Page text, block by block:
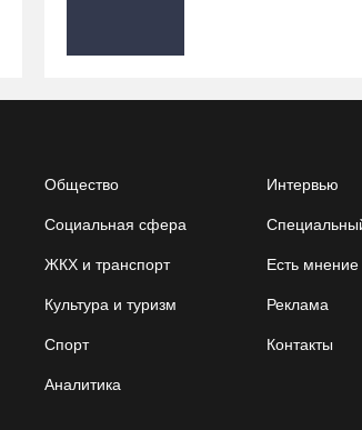
06.08.26 / 13:57
06.08.26 / 13:28
урожай семян хвойных пород
06.08.26 / 13:04
800 тысяч кубометров лесопродукции
Общество
Социальная сфера
ЖКХ и транспорт
Культура и туризм
Спорт
Аналитика
Интервью
Есть мнение
Реклама
Контакты